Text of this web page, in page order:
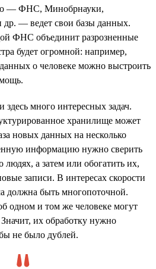
— ФНС, Минобрнауки,
др. — ведет свои базы данных.
ФНС объединит разрозненные
будет огромной: например,
о человеке можно выстроить
здесь много интересных задач.
хранилище может
новых данных на несколько
информацию нужно сверить
а затем или обогатить их,
записи. В интересах скорости
должна быть многопоточной.
одном и том же человеке могут
их обработку нужно
не было дублей.